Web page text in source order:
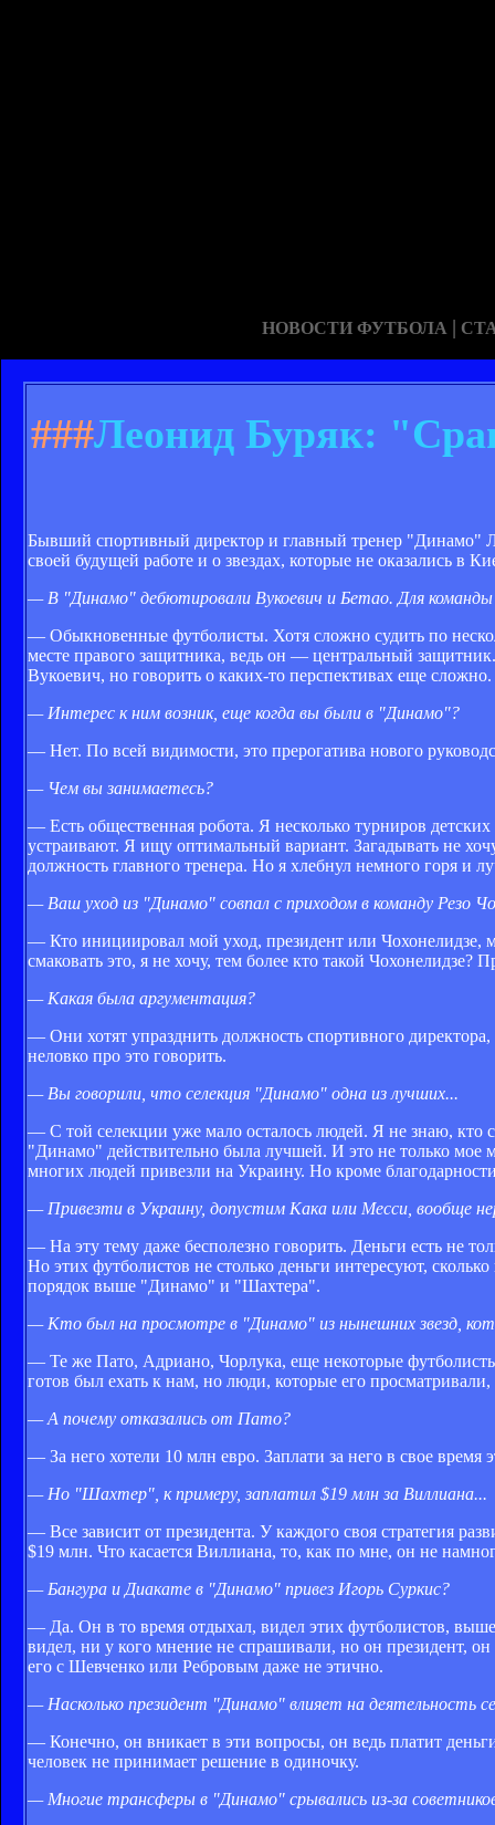
НОВОСТИ ФУТБОЛА |
###Леонид Буряк:
Бывший спортивный директор и главный тренер "Динамо"
своей будущей работе и о звездах, которые не оказались в
— В "Динамо" дебютировали Вукоевич и Бетао. Для
— Обыкновенные футболисты. Хотя сложно судить по
месте правого защитника, ведь он — центральный
Вукоевич, но говорить о каких-то перспективах еще сложно.
— Интерес к ним возник, еще когда вы были в "Динамо"?
— Нет. По всей видимости, это прерогатива нового
— Чем вы занимаетесь?
— Есть общественная робота. Я несколько турниров
устраивают. Я ищу оптимальный вариант. Загадывать не
должность главного тренера. Но я хлебнул немного горя и
— Ваш уход из "Динамо" совпал с приходом в команду Резо
— Кто инициировал мой уход, президент или Чохонелидзе,
смаковать это, я не хочу, тем более кто такой Чохонелидзе?
— Какая была аргументация?
— Они хотят упразднить должность спортивного
неловко про это говорить.
— Вы говорили, что селекция "Динамо" одна из лучших...
— С той селекции уже мало осталось людей. Я не знаю, кто
"Динамо" действительно была лучшей. И это не только
многих людей привезли на Украину. Но кроме
— Привезти в Украину, допустим Кака или Месси, вообще
— На эту тему даже бесполезно говорить. Деньги есть не
Но этих футболистов не столько деньги интересуют,
порядок выше "Динамо" и "Шахтера".
— Кто был на просмотре в "Динамо" из нынешних звезд,
— Те же Пато, Адриано, Чорлука, еще некоторые
готов был ехать к нам, но люди, которые его
— А почему отказались от Пато?
— За него хотели 10 млн евро. Заплати за него в свое
— Но "Шахтер", к примеру, заплатил $19 млн за Виллиана...
— Все зависит от президента. У каждого своя стратегия
$19 млн. Что касается Виллиана, то, как по мне, он не
— Бангура и Диакате в "Динамо" привез Игорь Суркис?
— Да. Он в то время отдыхал, видел этих футболистов,
видел, ни у кого мнение не спрашивали, но он президент,
его с Шевченко или Ребровым даже не этично.
— Насколько президент "Динамо" влияет на деятельность
— Конечно, он вникает в эти вопросы, он ведь платит
человек не принимает решение в одиночку.
— Многие трансферы в "Динамо" срывались из-за